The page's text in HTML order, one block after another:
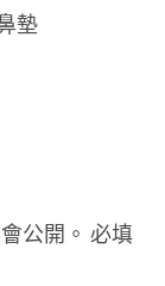
墊
公開。 必填